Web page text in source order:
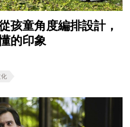
孩童角度編排設計，
的印象